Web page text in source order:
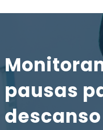
pausas